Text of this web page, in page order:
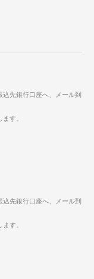
先銀行口座へ、メール到
す。
先銀行口座へ、メール到
す。